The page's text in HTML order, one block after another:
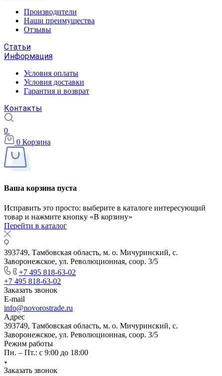
Производители
Наши преимущества
Отзывы
Статьи
Информация
Условия оплаты
Условия доставки
Гарантия и возврат
Контакты
0
0 Корзина
Ваша корзина пуста
Исправить это просто: выберите в каталоге интересующий
товар и нажмите кнопку «В корзину»
Перейти в каталог
393749, Тамбовская область, м. о. Мичуринский, с.
Заворонежское, ул. Революционная, соор. 3/5
+7 495 818-63-02
+7 495 818-63-02
Заказать звонок
E-mail
info@novorostrade.ru
Адрес
393749, Тамбовская область, м. о. Мичуринский, с.
Заворонежское, ул. Революционная, соор. 3/5
Режим работы
Пн. – Пт.: с 9:00 до 18:00
Заказать звонок